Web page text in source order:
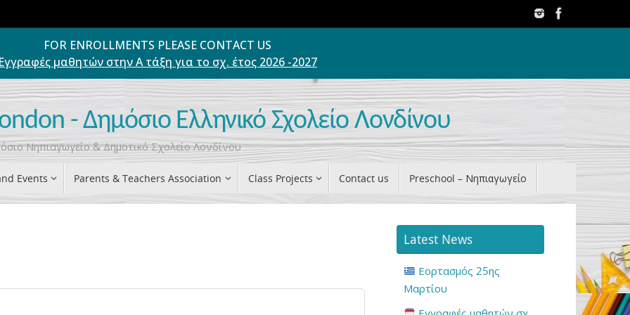
FOR ENROLLMENTS PLEASE CONTACT US
Εγγραφές μαθητών στην Α τάξη για το σχ. έτος 2026 -2027
- Δημόσιο Ελληνικό Σχολείο Λονδίνου
Νηπιαγωγείο & Δημοτικό Σχολείο Λονδίνου
Events Parents & Teachers Association Class Projects Contact us Preschool – Νηπιαγωγείο
Latest News
Εορτασμός 25ης
Μαρτίου